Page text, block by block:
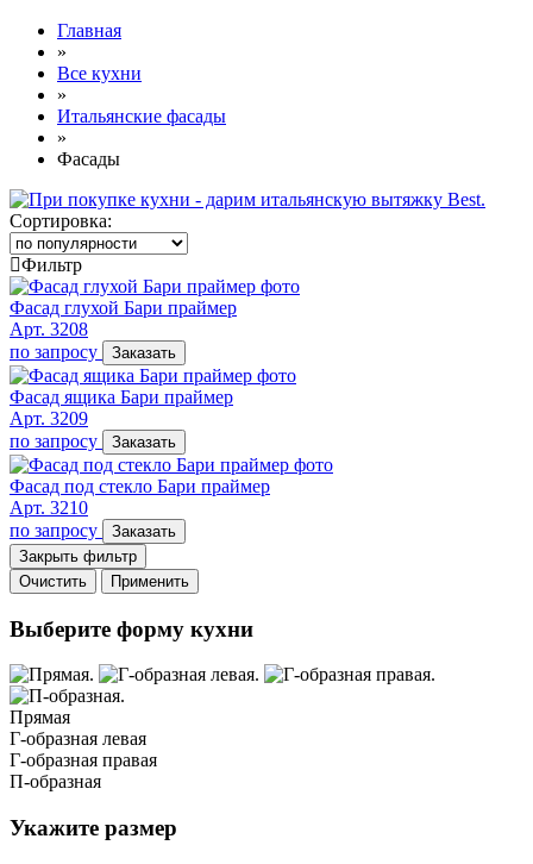
Главная
»
Все кухни
»
Итальянские фасады
»
Фасады
Сортировка:
Фильтр
Фасад глухой Бари праймер
Арт. 3208
по запросу
Заказать
Фасад ящика Бари праймер
Арт. 3209
по запросу
Заказать
Фасад под стекло Бари праймер
Арт. 3210
по запросу
Заказать
Закрыть фильтр
Очистить
Применить
Выберите форму кухни
Прямая
Г-образная левая
Г-образная правая
П-образная
Укажите размер